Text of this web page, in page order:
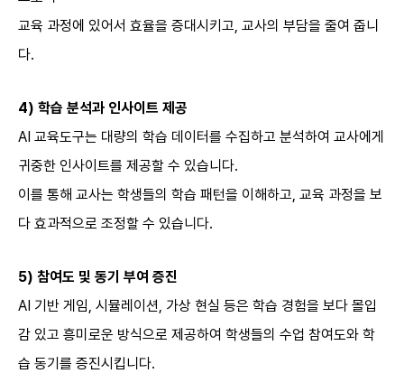
교육 과정에 있어서 효율을 증대시키고, 교사의 부담을 줄여 줍니
다.
4) 학습 분석과 인사이트 제공
AI 교육도구는 대량의 학습 데이터를 수집하고 분석하여 교사에게
귀중한 인사이트를 제공할 수 있습니다.
이를 통해 교사는 학생들의 학습 패턴을 이해하고, 교육 과정을 보
다 효과적으로 조정할 수 있습니다.
5) 참여도 및 동기 부여 증진
AI 기반 게임, 시뮬레이션, 가상 현실 등은 학습 경험을 보다 몰입
감 있고 흥미로운 방식으로 제공하여 학생들의 수업 참여도와 학
습 동기를 증진시킵니다.